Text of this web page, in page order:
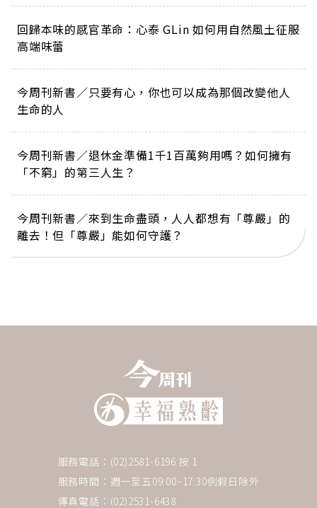
回歸本味的感官革命：心泰 GLin 如何用自然風土征服
高端味蕾
今周刊新書／只要有心，你也可以成為那個改變他人
生命的人
今周刊新書／退休金準備1千1百萬夠用嗎？如何擁有
「不窮」的第三人生？
今周刊新書／來到生命盡頭，人人都想有「尊嚴」的
離去！但「尊嚴」能如何守護？
服務電話：(02)2581-6196 按 1
服務時間：週一至五09:00~17:30例假日除外
傳真電話：(02)2531-6438